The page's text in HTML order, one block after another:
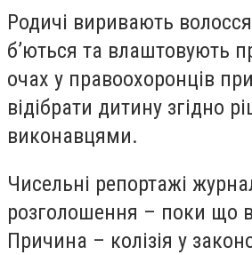
Родичі виривають
б’ються та влаштовують
очах у правоохоронців
відібрати дитину згідно
виконавцями.
Чисельні репортажі
розголошення – поки що
Причина – колізія у